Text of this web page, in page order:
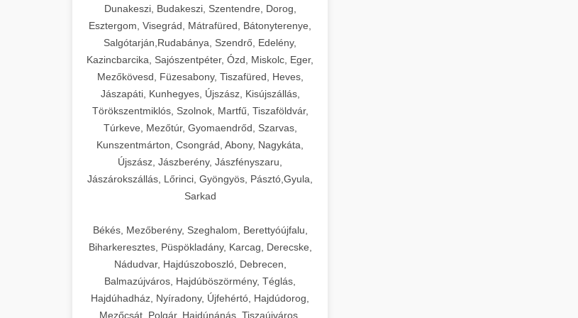
Dunakeszi, Budakeszi, Szentendre, Dorog,
Esztergom, Visegrád, Mátrafüred, Bátonyterenye,
Salgótarján,Rudabánya, Szendrő, Edelény,
Kazincbarcika, Sajószentpéter, Ózd, Miskolc, Eger,
Mezőkövesd, Füzesabony, Tiszafüred, Heves,
Jászapáti, Kunhegyes, Újszász, Kisújszállás,
Törökszentmiklós, Szolnok, Martfű, Tiszaföldvár,
Túrkeve, Mezőtúr, Gyomaendrőd, Szarvas,
Kunszentmárton, Csongrád, Abony, Nagykáta,
Újszász, Jászberény, Jászfényszaru,
Jászárokszállás, Lőrinci, Gyöngyös, Pásztó,Gyula,
Sarkad
Békés, Mezőberény, Szeghalom, Berettyóújfalu,
Biharkeresztes, Püspökladány, Karcag, Derecske,
Nádudvar, Hajdúszoboszló, Debrecen,
Balmazújváros, Hajdúböszörmény, Téglás,
Hajdúhadház, Nyíradony, Újfehértó, Hajdúdorog,
Mezőcsát, Polgár, Hajdúnánás, Tiszaújváros,